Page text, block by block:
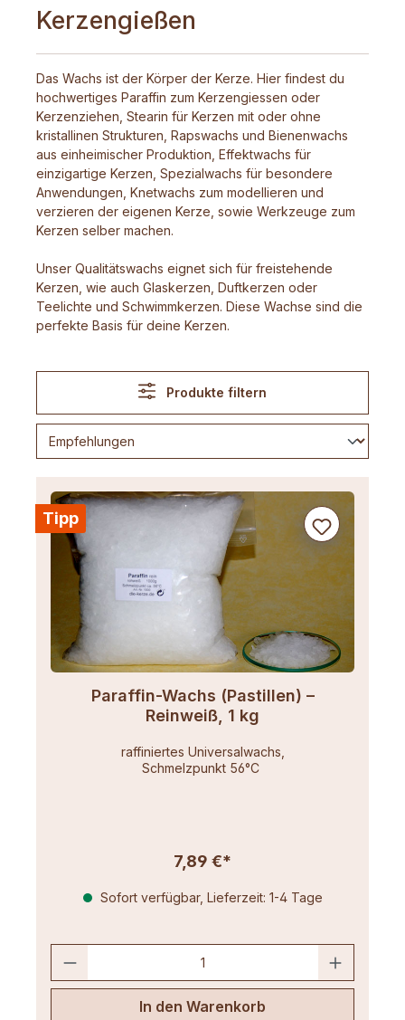
Kerzengießen
Das Wachs ist der Körper der Kerze. Hier findest du
hochwertiges Paraffin zum Kerzengiessen oder
Kerzenziehen, Stearin für Kerzen mit oder ohne
kristallinen Strukturen, Rapswachs und Bienenwachs
aus einheimischer Produktion, Effektwachs für
einzigartige Kerzen, Spezialwachs für besondere
Anwendungen, Knetwachs zum modellieren und
verzieren der eigenen Kerze, sowie Werkzeuge zum
Kerzen selber machen.
Unser Qualitätswachs eignet sich für freistehende
Kerzen, wie auch Glaskerzen, Duftkerzen oder
Teelichte und Schwimmkerzen. Diese Wachse sind die
perfekte Basis für deine Kerzen.
Produkte filtern
Tipp
Paraffin-Wachs (Pastillen) –
Reinweiß, 1 kg
raffiniertes Universalwachs,
Schmelzpunkt 56°C
7,89 €*
Sofort verfügbar, Lieferzeit: 1-4 Tage
In den Warenkorb